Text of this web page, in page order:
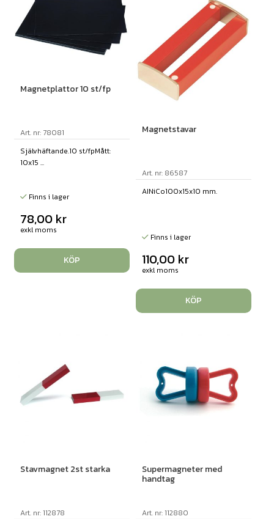
Magnetplattor 10 st/fp
Art. nr: 78081
Självhäftande.10 st/fpMått:
10x15 ...
Finns i lager
78,00 kr
exkl moms
KÖP
Magnetstavar
Art. nr: 86587
AINiCo100x15x10 mm.
Finns i lager
110,00 kr
exkl moms
KÖP
Stavmagnet 2st starka
Art. nr: 112878
Supermagneter med
handtag
Art. nr: 112880